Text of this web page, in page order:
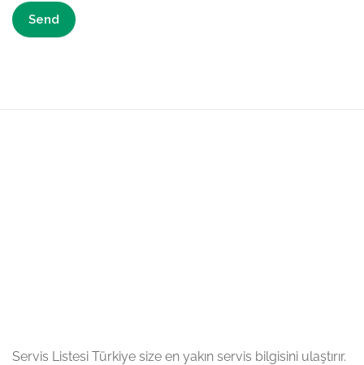
Servis Listesi Türkiye size en yakın servis bilgisini ulaştırır.